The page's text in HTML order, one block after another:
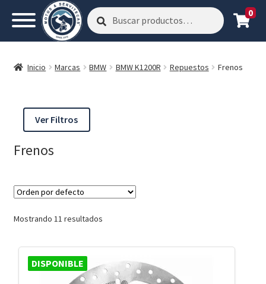
Buscar
por:
Buscar 0
Inicio Marcas BMW BMW K1200R Repuestos Frenos
Ver Filtros
Frenos
Mostrando 11 resultados
DISPONIBLE